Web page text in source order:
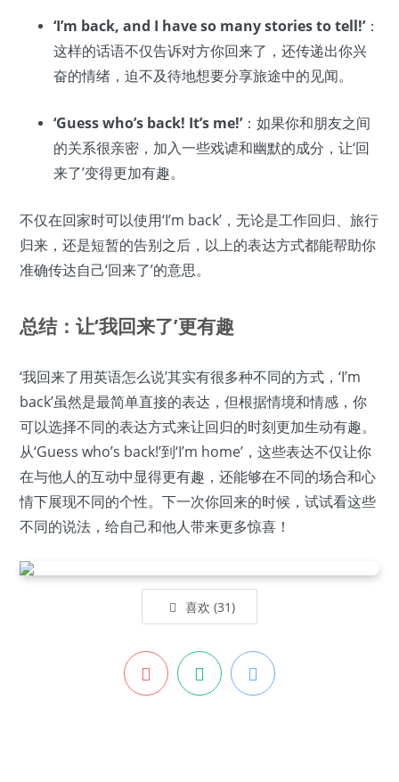
‘I’m back, and I have so many stories to tell!’：
这样的话语不仅告诉对方你回来了，还传递出你兴
奋的情绪，迫不及待地想要分享旅途中的见闻。
‘Guess who’s back! It’s me!’：如果你和朋友之间
的关系很亲密，加入一些戏谑和幽默的成分，让‘回
来了’变得更加有趣。
不仅在回家时可以使用‘I’m back’，无论是工作回归、旅行
归来，还是短暂的告别之后，以上的表达方式都能帮助你
准确传达自己‘回来了’的意思。
总结：让‘我回来了’更有趣
‘我回来了用英语怎么说’其实有很多种不同的方式，‘I’m
back’虽然是最简单直接的表达，但根据情境和情感，你
可以选择不同的表达方式来让回归的时刻更加生动有趣。
从‘Guess who’s back!’到‘I’m home’，这些表达不仅让你
在与他人的互动中显得更有趣，还能够在不同的场合和心
情下展现不同的个性。下一次你回来的时候，试试看这些
不同的说法，给自己和他人带来更多惊喜！
喜欢 (31)